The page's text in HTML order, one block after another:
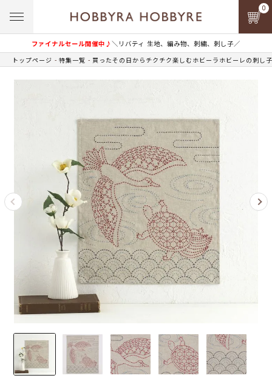
ファイナルセール開催中♪＼リバティ 生地、編み物、刺繍、刺し子／
0
トップページ 特集一覧 買ったその日からチクチク楽しむホビーラホビーレの刺し子